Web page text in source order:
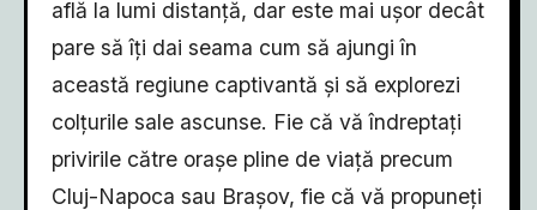
află la lumi distanță, dar este mai ușor decât
pare să îți dai seama cum să ajungi în
această regiune captivantă și să explorezi
colțurile sale ascunse. Fie că vă îndreptați
privirile către orașe pline de viață precum
Cluj-Napoca sau Brașov, fie că vă propuneți